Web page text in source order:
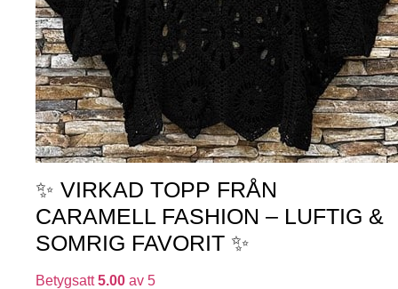
✨ VIRKAD TOPP FRÅN
CARAMELL FASHION – LUFTIG &
SOMRIG FAVORIT ✨
Betygsatt5.00 av 5